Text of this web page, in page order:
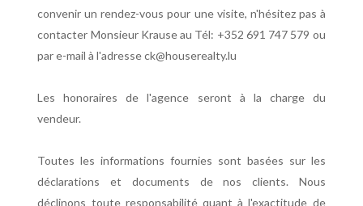
convenir un rendez-vous pour une visite, n'hésitez pas à
contacter Monsieur Krause au Tél: +352 691 747 579 ou
par e-mail à l'adresse ck@houserealty.lu
Les honoraires de l'agence seront à la charge du
vendeur.
Toutes les informations fournies sont basées sur les
déclarations et documents de nos clients. Nous
déclinons toute responsabilité quant à l'exactitude de